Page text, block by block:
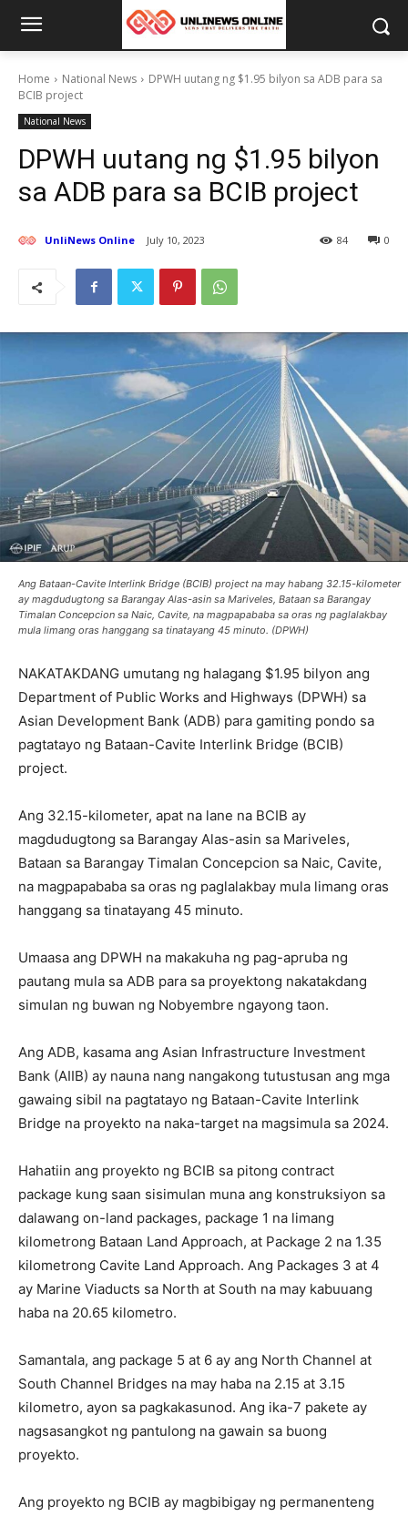
Home National News
DPWH uutang ng $1.95 bilyon sa ADB para sa
BCIB project
National News
DPWH uutang ng $1.95 bilyon
sa ADB para sa BCIB project
UnliNews Online July 10, 2023 0
84
Ang Bataan-Cavite Interlink Bridge (BCIB) project na may habang 32.15-kilometer
ay magdudugtong sa Barangay Alas-asin sa Mariveles, Bataan sa Barangay
Timalan Concepcion sa Naic, Cavite, na magpapababa sa oras ng paglalakbay
mula limang oras hanggang sa tinatayang 45 minuto. (DPWH)
NAKATAKDANG umutang ng halagang $1.95 bilyon ang
Department of Public Works and Highways (DPWH) sa
Asian Development Bank (ADB) para gamiting pondo sa
pagtatayo ng Bataan-Cavite Interlink Bridge (BCIB)
project.
Ang 32.15-kilometer, apat na lane na BCIB ay
magdudugtong sa Barangay Alas-asin sa Mariveles,
Bataan sa Barangay Timalan Concepcion sa Naic, Cavite,
na magpapababa sa oras ng paglalakbay mula limang oras
hanggang sa tinatayang 45 minuto.
Umaasa ang DPWH na makakuha ng pag-apruba ng
pautang mula sa ADB para sa proyektong nakatakdang
simulan ng buwan ng Nobyembre ngayong taon.
Ang ADB, kasama ang Asian Infrastructure Investment
Bank (AIIB) ay nauna nang nangakong tutustusan ang mga
gawaing sibil na pagtatayo ng Bataan-Cavite Interlink
Bridge na proyekto na naka-target na magsimula sa 2024.
Hahatiin ang proyekto ng BCIB sa pitong contract
package kung saan sisimulan muna ang konstruksiyon sa
dalawang on-land packages, package 1 na limang
kilometrong Bataan Land Approach, at Package 2 na 1.35
kilometrong Cavite Land Approach. Ang Packages 3 at 4
ay Marine Viaducts sa North at South na may kabuuang
haba na 20.65 kilometro.
Samantala, ang package 5 at 6 ay ang North Channel at
South Channel Bridges na may haba na 2.15 at 3.15
kilometro, ayon sa pagkakasunod. Ang ika-7 pakete ay
nagsasangkot ng pantulong na gawain sa buong
proyekto.
Ang proyekto ng BCIB ay magbibigay ng permanenteng